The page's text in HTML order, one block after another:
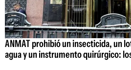
ANMAT prohibió un insecticida, un
agua y un instrumento quirúrgico: